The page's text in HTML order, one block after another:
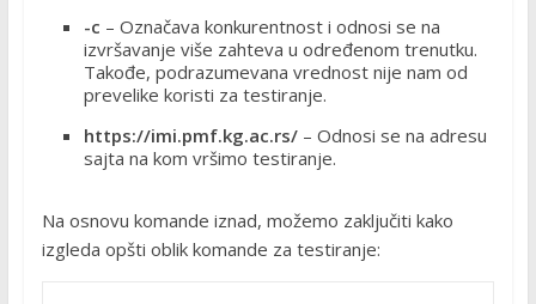
-c – Označava konkurentnost i odnosi se na
izvršavanje više zahteva u određenom trenutku.
Takođe, podrazumevana vrednost nije nam od
prevelike koristi za testiranje.
https://imi.pmf.kg.ac.rs/– Odnosi se na adresu
sajta na kom vršimo testiranje.
Na osnovu komande iznad, možemo zaključiti kako
izgleda opšti oblik komande za testiranje: